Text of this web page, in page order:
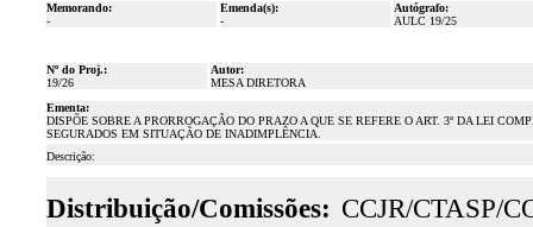
Memorando:
-
Emenda(s):
-
Autógrafo:
AULC 19/25
Nº do Proj.:
19/26
Autor:
MESA DIRETORA
Ementa:
DISPÕE SOBRE A PRORROGAÇÃO DO PRAZO A QUE SE REFERE O ART. 3º DA LEI
SEGURADOS EM SITUAÇÃO DE INADIMPLÊNCIA.
Descrição:
Distribuição/Comissões: CCJR/CTASP/